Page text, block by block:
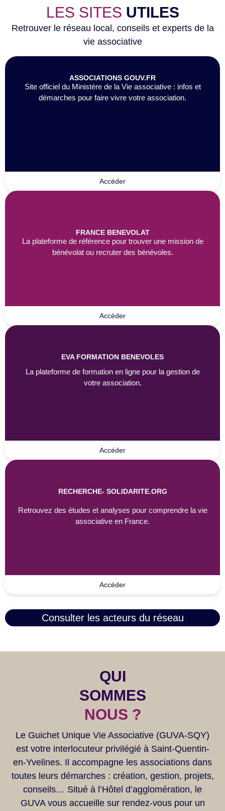
LES SITES UTILES
Retrouver le réseau local, conseils et experts de la
vie associative
ASSOCIATIONS GOUV.FR
Site officiel du Ministère de la Vie associative : infos et
démarches pour faire vivre votre association.
Accéder
FRANCE BENEVOLAT
La plateforme de référence pour trouver une mission de
bénévolat ou recruter des bénévoles.
Accéder
EVA FORMATION BENEVOLES
La plateforme de formation en ligne pour la gestion de
votre association.
Accéder
RECHERCHE- SOLIDARITE.ORG
Retrouvez des études et analyses pour comprendre la vie
associative en France.
Accéder
Consulter les acteurs du réseau
Le Guichet Unique Vie Associative (GUVA-SQY)
est votre interlocuteur privilégié à Saint-Quentin-
en-Yvelines. Il accompagne les associations dans
toutes leurs démarches : création, gestion, projets,
conseils… Situé à l’Hôtel d’agglomération, le
GUVA vous accueille sur rendez-vous pour un
QUI
SOMMES
NOUS ?